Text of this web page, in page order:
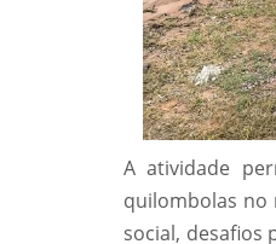
A atividade
quilombolas no
social, desafios